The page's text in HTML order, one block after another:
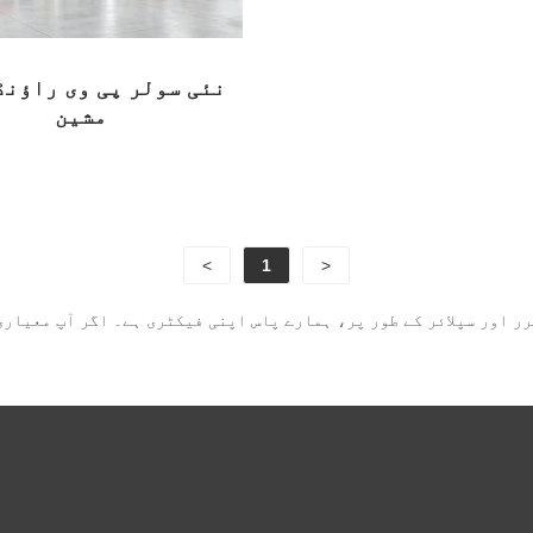
صلاحیت، مصنوعات کی مستقل مزاجی اور طویل مدتی
نئی سولر پی وی
مشین
< 1 >
اور سپلائر کے طور پر، ہمارے پاس اپنی فیکٹری ہے۔ اگر آپ